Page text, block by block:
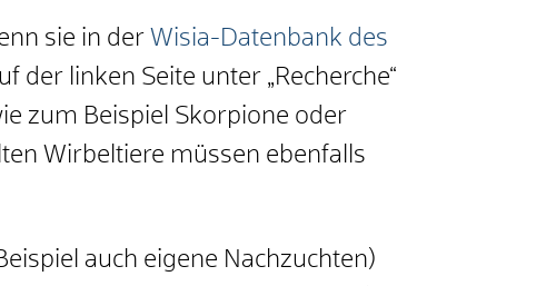
sie in der Wisia-Datenbank des
der linken Seite unter „Recherche“
zum Beispiel Skorpione oder
Wirbeltiere müssen ebenfalls
auch eigene Nachzuchten)